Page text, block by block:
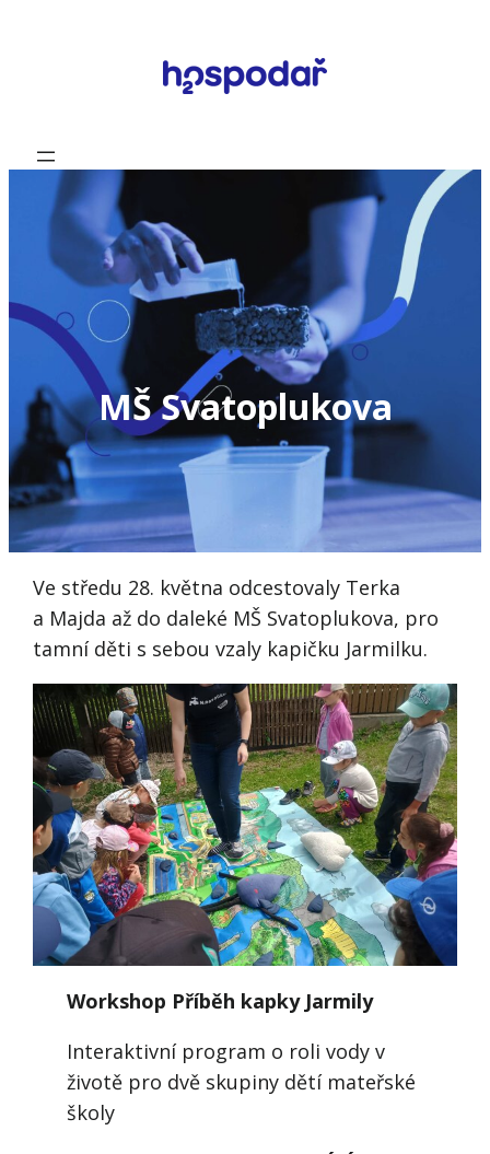
MŠ Svatoplukova
Ve středu 28. května odcestovaly Terka
a Majda až do daleké MŠ Svatoplukova, pro
tamní děti s sebou vzaly kapičku Jarmilku.
Workshop Příběh kapky Jarmily
Interaktivní program o roli vody v
životě pro dvě skupiny dětí mateřské
školy